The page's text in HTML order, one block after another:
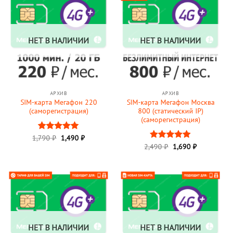
НЕТ В НАЛИЧИИ
АРХИВ
SIM-карта Мегафон 220
(саморегистрация)
Оценка5
1,790₽ Первоначальная
цена
1,490 ₽Текущая
НЕТ В НАЛИЧИИ
АРХИВ
SIM-карта Мегафон Москва
800 (статический IP)
(саморегистрация)
Оценка5
2,490₽ Первоначальная
цена
1,690 ₽Текущая
НЕТ В НАЛИЧИИ НЕТ В НАЛИЧИИ